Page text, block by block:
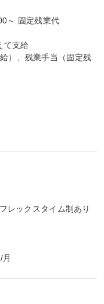
～ 固定残業代
て支給
）、残業手当（固定残
レックスタイム制あり